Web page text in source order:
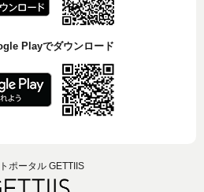
Playでダウンロード
ポータル GETTIIS